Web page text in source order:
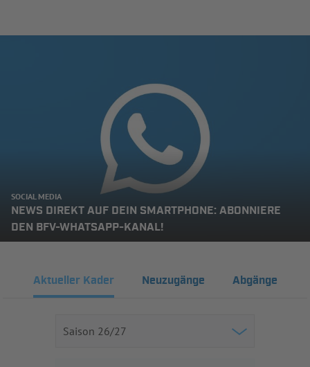
SOCIAL MEDIA
NEWS DIREKT AUF DEIN SMARTPHONE: ABONNIERE
DEN BFV-WHATSAPP-KANAL!
Aktueller Kader Neuzugänge Abgänge